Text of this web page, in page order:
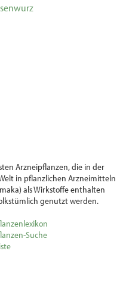
Arznei­pflanzen, die in der
in pflanzlichen Arznei­mitteln
als Wirkstoffe enthalten
genutzt werden.
Suche